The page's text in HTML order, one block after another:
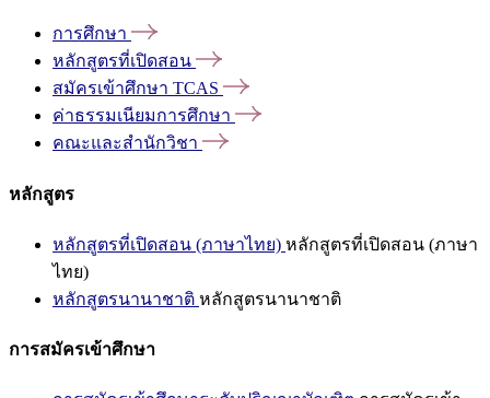
การศึกษา
หลักสูตรที่เปิดสอน
สมัครเข้าศึกษา TCAS
ค่าธรรมเนียมการศึกษา
คณะและสำนักวิชา
หลักสูตร
หลักสูตรที่เปิดสอน (ภาษาไทย) หลักสูตรที่เปิดสอน (ภาษา
ไทย)
หลักสูตรนานาชาติ หลักสูตรนานาชาติ
การสมัครเข้าศึกษา